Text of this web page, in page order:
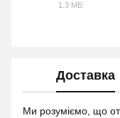
1.3 МБ
Доставка
Ми розуміємо, що